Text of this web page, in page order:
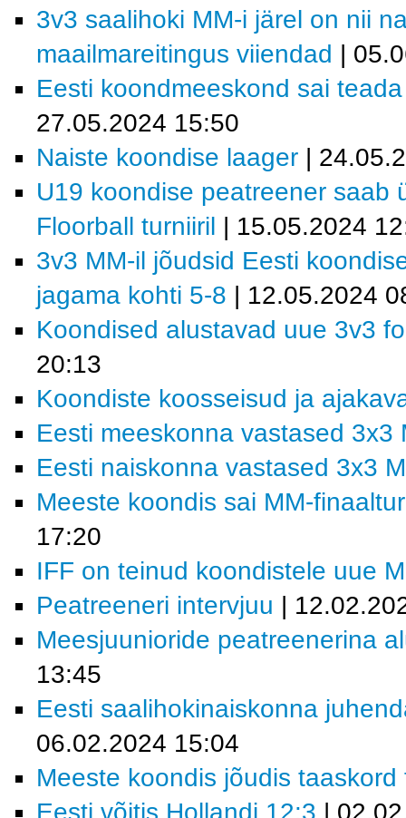
3v3 saalihoki MM-i järel on nii
maailmareitingus viiendad |
Eesti koondmeeskond sai
27.05.2024 15:50
Naiste koondise laager |
U19 koondise peatreener saab
Floorball turniiril | 15.05.2024
3v3 MM-il jõudsid Eesti
jagama kohti 5-8 | 12.05.2024
Koondised alustavad uue 3v3
20:13
Koondiste koosseisud ja
Eesti meeskonna vastased 3x3
Eesti naiskonna vastased 3x3
Meeste koondis sai MM-
17:20
IFF on teinud koondistele uue
Peatreeneri intervjuu |
Meesjuunioride peatreenerina
13:45
Eesti saalihokinaiskonna
06.02.2024 15:04
Meeste koondis jõudis taaskord
Eesti võitis Hollandi 12:3 |